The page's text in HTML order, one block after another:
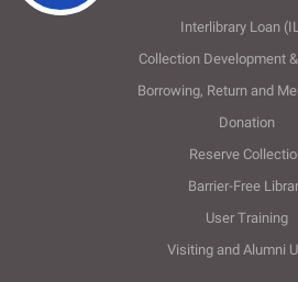
Interlibrary Loan
Collection Development
Borrowing, Return and
Donation
Reserve
Barrier-Free
User Training
Visiting and Alumni